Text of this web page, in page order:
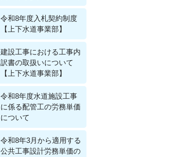
令和8年度入札契約制度
【上下水道事業部】
建設工事における工事内
訳書の取扱いについて
【上下水道事業部】
令和8年度水道施設工事
に係る配管工の労務単価
について
令和8年3月から適用する
公共工事設計労務単価の